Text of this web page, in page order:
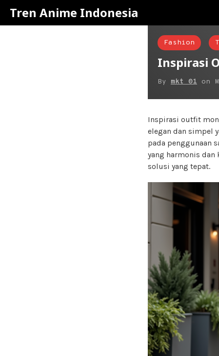
Tren Anime Indonesia
Fashion
Inspirasi
By mkt 01 on
Inspirasi outfit
elegan dan simpel
pada penggunaan
yang harmonis
solusi yang tepat.